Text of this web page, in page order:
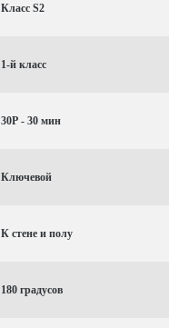
Класс S2
1-й класс
30P - 30 мин
Ключевой
К стене и полу
180 градусов